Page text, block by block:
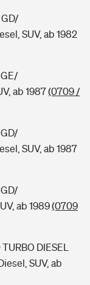
SUV, ab 1982
ab 1987(0709 /
SUV, ab 1987
ab 1989(0709
DIESEL
SUV, ab